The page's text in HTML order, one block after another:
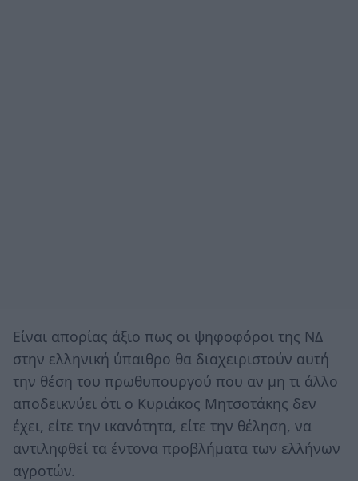
Είναι απορίας άξιο πως οι ψηφοφόροι της ΝΔ
στην ελληνική ύπαιθρο θα διαχειριστούν αυτή
την θέση του πρωθυπουργού που αν μη τι άλλο
αποδεικνύει ότι ο Κυριάκος Μητσοτάκης δεν
έχει, είτε την ικανότητα, είτε την θέληση, να
αντιληφθεί τα έντονα προβλήματα των ελλήνων
αγροτών.